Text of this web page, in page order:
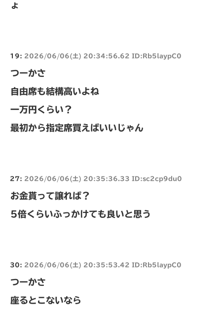
ょ
19: 2026/06/06(土) 20:34:56.62 ID:Rb5laypC0
つーかさ
自由席も結構高いよね
一万円くらい？
最初から指定席買えばいいじゃん
27: 2026/06/06(土) 20:35:36.33 ID:sc2cp9du0
お金貰って譲れば？
5倍くらいふっかけても良いと思う
30: 2026/06/06(土) 20:35:53.42 ID:Rb5laypC0
つーかさ
座るとこないなら